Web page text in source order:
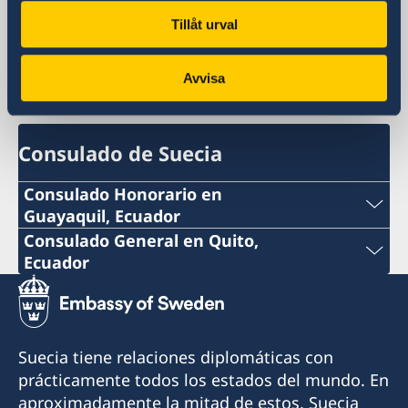
Tillåt urval
Avvisa
Embajada de Suecia
Consulado de Suecia
Consulado Honorario en
Guayaquil, Ecuador
Teléfono:
+593 4 3951777
Correo:
consuladosueciaguayaquil@gmail.com
Dirección: Ivan Bohman, Km. 6 1/2 Vía Daule
Consulado General en Quito,
Ecuador
Teléfono:
+593 2 3413888 ext 122
Correo:
Suecia tiene relaciones diplomáticas con
prácticamente todos los estados del mundo. En
aproximadamente la mitad de estos, Suecia